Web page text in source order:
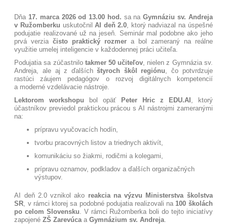
Dňa 17. marca 2026 od 13.00 hod. sa na Gymnáziu sv. Andreja
v Ružomberku uskutočnil AI deň 2.0 , ktorý nadviazal na úspešné
podujatie realizované už na jeseň. Seminár mal podobne ako jeho
prvá verzia čisto praktický rozmer a bol zameraný na reálne
využitie umelej inteligencie v každodennej práci učiteľa.
Podujatia sa zúčastnilo takmer 50 učiteľov , nielen z Gymnázia sv.
Andreja, ale aj z ďalších štyroch škôl regiónu , čo potvrdzuje
rastúci záujem pedagógov o rozvoj digitálnych kompetencií
a moderné vzdelávacie nástroje.
Lektorom workshopu
bol opäť Peter Hric z EDU.AI
, ktorý
účastníkov previedol praktickou prácou s AI nástrojmi zameranými
na:
prípravu vyučovacích hodín,
tvorbu pracovných listov a triednych aktivít,
komunikáciu so žiakmi, rodičmi a kolegami,
prípravu oznamov, podkladov a ďalších organizačných
výstupov.
AI deň 2.0 vznikol ako reakcia na výzvu Ministerstva školstva
SR , v rámci ktorej sa podobné podujatia realizovali na 100 školách
po celom Slovensku . V rámci Ružomberka boli do tejto iniciatívy
zapojené ZŠ Zarevúca a Gymnázium sv. Andreja